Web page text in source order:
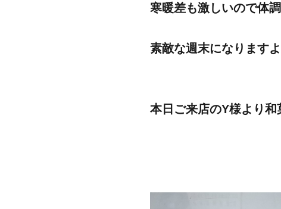
寒暖差も激しいので体
素敵な週末になります
本日ご来店のY様より和